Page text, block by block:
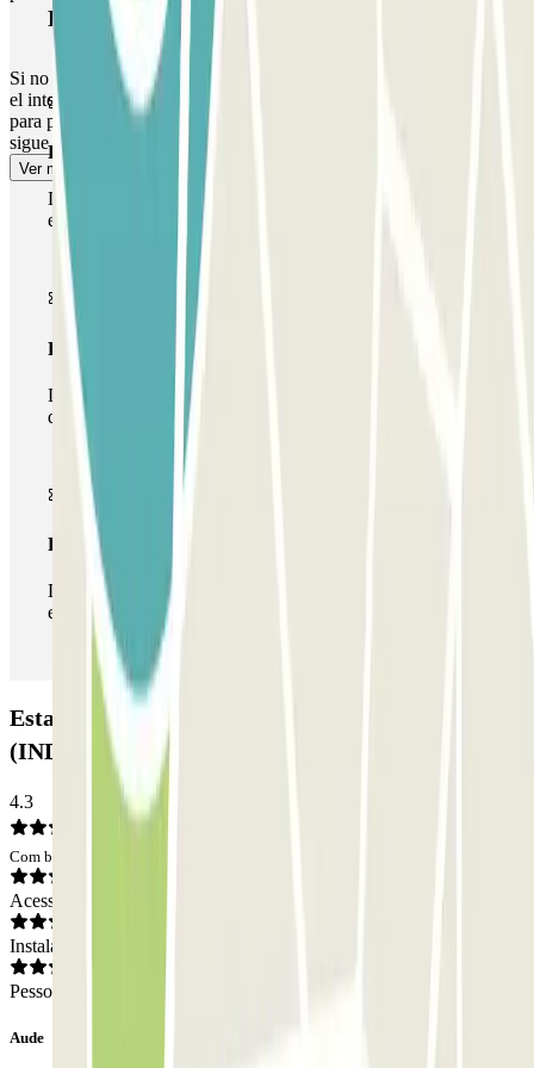
Si no hay personal en la cabina de control, no te preocupes: Utiliza
el interfono situado en el cajero automático o en la barrera de salida
para ponerte en contacto con nuestro Centro de Atención Remoto y
sigue el mismo proceso descrito arriba.
Ver mais
Produtos Parclick
Passe simples
Durante a sua estadia, só poderá entrar e sair do parque de
estacionamento uma vez.
Passe multiestacionamento
Durante a sua estadia, pode utilizar toda a rede de parques
de estacionamento deste operador disponível em Parclick.
Passe ilimitado
Durante a sua estadia, pode entrar e sair do parque de
estacionamento as vezes que quiser.
Estacionamento URBIS PARK Jacques Cartier
(INDIGO) - La Défense - Courbevoie: Opiniões
4.3
Com base em 237 opiniões
Acesso
Instalações
Pessoal
Aude